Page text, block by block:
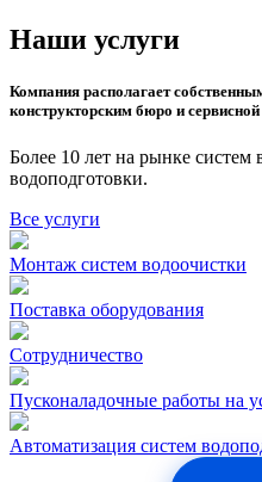
Наши услуги
Компания располагает
конструкторским бюро и
Более 10 лет на рынке систем
водоподготовки.
Все услуги
Монтаж систем водоочистки
Поставка оборудования
Сотрудничество
Пусконаладочные работы на
Автоматизация систем